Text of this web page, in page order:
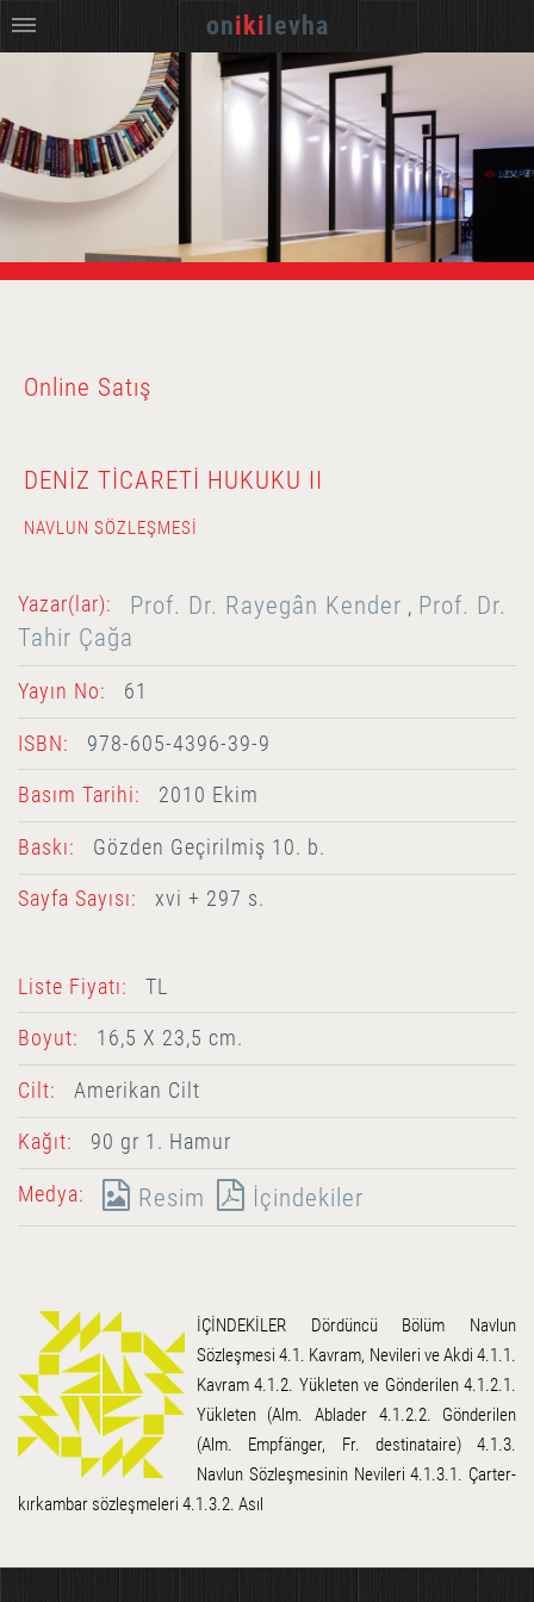
Online Satış
DENIZ TICARETI HUKUKU II
NAVLUN SÖZLEŞMESI
Yazar(lar): Prof. Dr. Rayegân Kender , Prof. Dr.
Tahir Çağa
Yayın No: 61
ISBN: 978-605-4396-39-9
Basım Tarihi: 2010 Ekim
Baskı: Gözden Geçirilmiş 10. b.
Sayfa Sayısı: xvi + 297 s.
Liste Fiyatı: TL
Boyut: 16,5 X 23,5 cm.
Cilt: Amerikan Cilt
Kağıt: 90 gr 1. Hamur
Medya: Resim İçindekiler
İÇİNDEKİLER Dördüncü Bölüm Navlun
Sözleşmesi 4.1. Kavram, Nevileri ve Akdi 4.1.1.
Kavram 4.1.2. Yükleten ve Gönderilen 4.1.2.1.
Yükleten (Alm. Ablader 4.1.2.2. Gönderilen
(Alm. Empfänger, Fr. destinataire) 4.1.3.
Navlun Sözleşmesinin Nevileri 4.1.3.1. Çarter-
kırkambar sözleşmeleri 4.1.3.2. Asıl
oniki levha